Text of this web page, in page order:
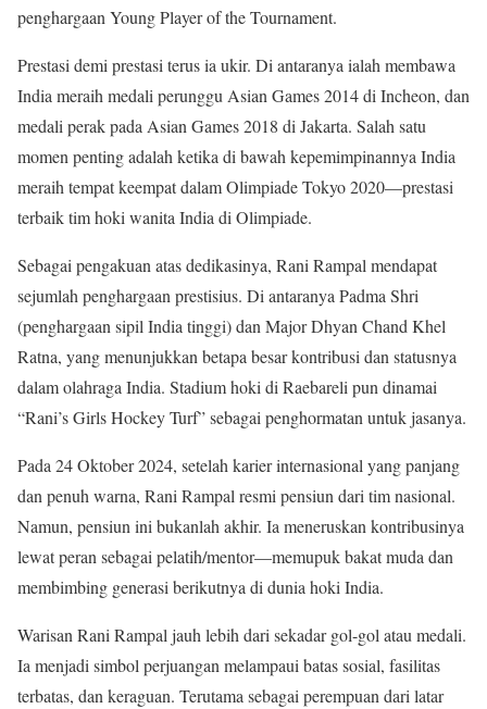
penghargaan Young Player of the Tournament.
Prestasi demi prestasi terus ia ukir. Di antaranya ialah membawa
India meraih medali perunggu Asian Games 2014 di Incheon, dan
medali perak pada Asian Games 2018 di Jakarta. Salah satu
momen penting adalah ketika di bawah kepemimpinannya India
meraih tempat keempat dalam Olimpiade Tokyo 2020—prestasi
terbaik tim hoki wanita India di Olimpiade.
Sebagai pengakuan atas dedikasinya, Rani Rampal mendapat
sejumlah penghargaan prestisius. Di antaranya Padma Shri
(penghargaan sipil India tinggi) dan Major Dhyan Chand Khel
Ratna, yang menunjukkan betapa besar kontribusi dan statusnya
dalam olahraga India. Stadium hoki di Raebareli pun dinamai
“Rani’s Girls Hockey Turf” sebagai penghormatan untuk jasanya.
Pada 24 Oktober 2024, setelah karier internasional yang panjang
dan penuh warna, Rani Rampal resmi pensiun dari tim nasional.
Namun, pensiun ini bukanlah akhir. Ia meneruskan kontribusinya
lewat peran sebagai pelatih/mentor—memupuk bakat muda dan
membimbing generasi berikutnya di dunia hoki India.
Warisan Rani Rampal jauh lebih dari sekadar gol-gol atau medali.
Ia menjadi simbol perjuangan melampaui batas sosial, fasilitas
terbatas, dan keraguan. Terutama sebagai perempuan dari latar